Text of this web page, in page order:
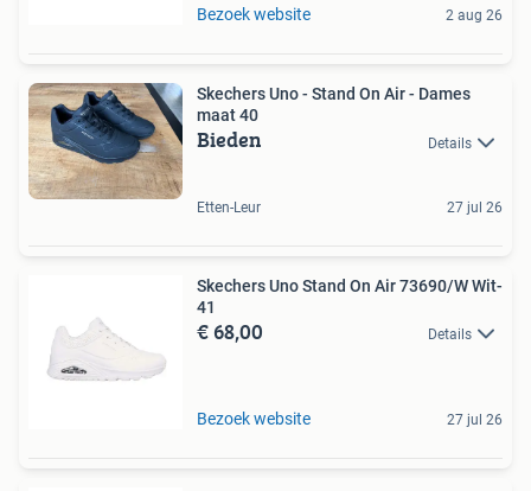
Bezoek website 2 aug 26
Skechers Uno - Stand On Air - Dames
maat 40
Bieden Details
Etten-Leur 27 jul 26
Skechers Uno Stand On Air 73690/W Wit-
41
€ 68,00 Details
Bezoek website 27 jul 26